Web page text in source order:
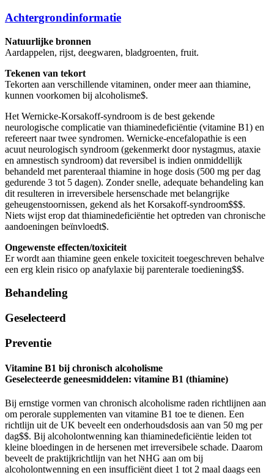
Achtergrondinformatie
Natuurlijke bronnen
Aardappelen, rijst, deegwaren, bladgroenten, fruit.
Tekenen van tekort
Tekorten aan verschillende vitaminen, onder meer aan thiamine,
kunnen voorkomen bij alcoholisme$​​​​​​​​​​​​​​​​​​​.
Het Wernicke-Korsakoff-syndroom is de best gekende
neurologische complicatie van thiaminedeficiëntie (vitamine B1) en
refereert naar twee syndromen. Wernicke-encefalopathie is een
acuut neurologisch syndroom (gekenmerkt door nystagmus, ataxie
en amnestisch syndroom) dat reversibel is indien onmiddellijk
behandeld met parenteraal thiamine in hoge dosis (500 mg per dag
gedurende 3 tot 5 dagen). Zonder snelle, adequate behandeling kan
dit resulteren in irreversibele hersenschade met belangrijke
geheugenstoornissen, gekend als het Korsakoff-syndroom$$$​​​​​​​​​​​​​​​​​​​.
Niets wijst erop dat thiaminedeficiëntie het optreden van chronische
aandoeningen beïnvloedt$​​​​​​​​​​​​​​​​​​​.
Ongewenste effecten/toxiciteit
Er wordt aan thiamine geen enkele toxiciteit toegeschreven behalve
een erg klein risico op anafylaxie bij parenterale toediening$$​​​​​​​​​​​​​​​​.
Behandeling
Geselecteerd
Preventie
Vitamine B1 bij chronisch alcoholisme
Geselecteerde geneesmiddelen: vitamine B1 (thiamine)
Bij ernstige vormen van chronisch alcoholisme raden richtlijnen aan
om perorale supplementen van vitamine B1 toe te dienen. Een
richtlijn uit de UK beveelt een onderhoudsdosis aan van 50 mg per
dag$$​​​​​​. Bij alcoholontwenning kan thiaminedeficiëntie leiden tot
kleine bloedingen in de hersenen met irreversibele schade. Daarom
beveelt de praktijkrichtlijn van het NHG aan om bij
alcoholontwenning en een insufficiënt dieet 1 tot 2 maal daags een